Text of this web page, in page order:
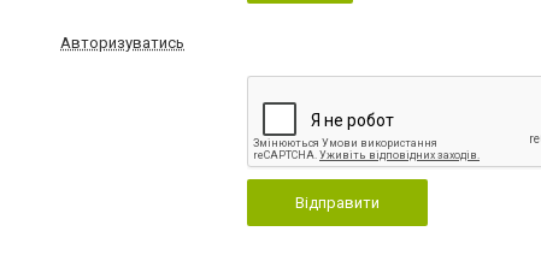
Авторизуватись
Відправити